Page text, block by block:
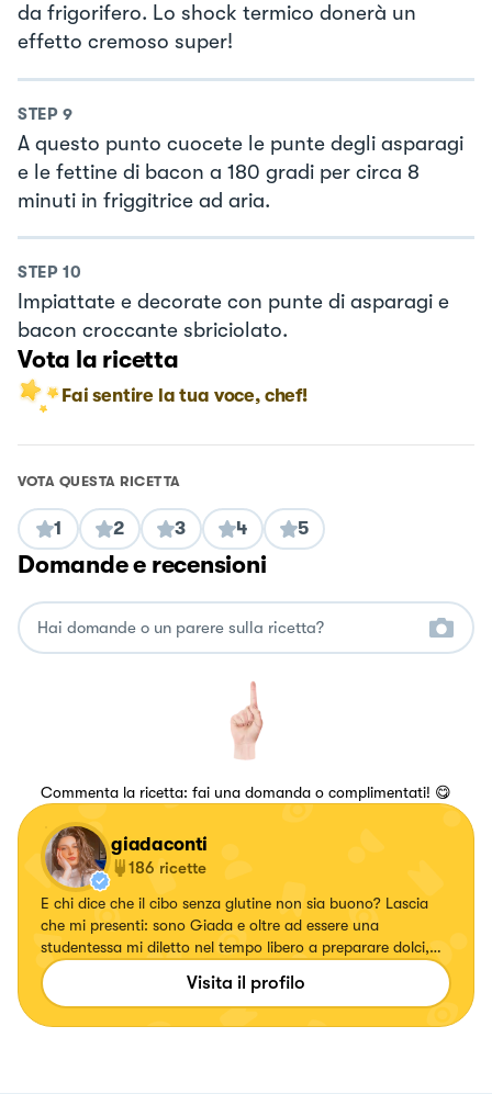
da frigorifero. Lo shock termico donerà un
effetto cremoso super!
STEP 9
A questo punto cuocete le punte degli asparagi
e le fettine di bacon a 180 gradi per circa 8
minuti in friggitrice ad aria.
STEP 10
Impiattate e decorate con punte di asparagi e
bacon croccante sbriciolato.
Vota la ricetta
Fai sentire la tua voce, chef!
VOTA QUESTA RICETTA
1 2 3 4 5
Domande e recensioni
Commenta la ricetta: fai una domanda o complimentati! 😋
giadaconti
186 ricette
E chi dice che il cibo senza glutine non sia buono? Lascia
che mi presenti: sono Giada e oltre ad essere una
studentessa mi diletto nel tempo libero a preparare dolci,
primi piatti e finger food senza glutine per deliziare
soprattutto i palati di chi è allergico o intollerante al glutine.
Troverete però anche ricette contenenti glutine ✨ Mi trovi su
Visita il profilo